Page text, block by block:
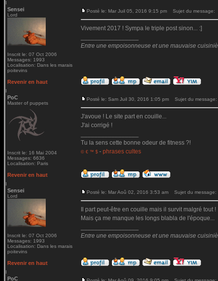
Sensei
Lord
Inscrit le: 07 Oct 2006
Messages: 1993
Localisation: Dans les marais
poitevins
Posté le: Mar Juil 05, 2016 9:15 pm Sujet du message:
Vivement 2017 ! Sympa le triple post sinon... :]
Entre une empoisonneuse et une mauvaise
Revenir en haut
PoC
Master of puppets
Inscrit le: 16 Mai 2004
Messages: 6636
Localisation: Paris
Posté le: Sam Juil 30, 2016 1:05 pm Sujet du message:
J'avoue ! Le site part en couille...
J'ai corrigé !
Tu la sens cette bonne odeur de fitness ?!
© € ™ $ - phrases cultes
Revenir en haut
Sensei
Lord
Inscrit le: 07 Oct 2006
Messages: 1993
Localisation: Dans les marais
poitevins
Posté le: Mar Aoû 02, 2016 3:53 am Sujet du message:
Il part peut-être en couille mais il survit malgré tout !
Mais ça me manque les longs blabla de l'époque...
Entre une empoisonneuse et une mauvaise
Revenir en haut
PoC